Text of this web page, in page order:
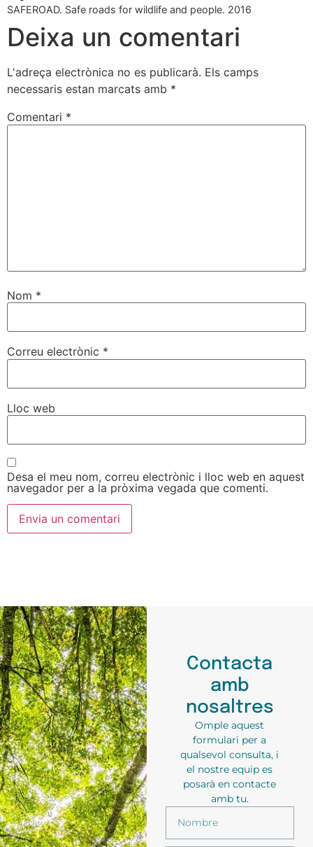
SAFEROAD. Safe roads for wildlife and people. 2016
Deixa un comentari
L'adreça electrònica no es publicarà. Els camps
necessaris estan marcats amb *
Comentari *
Nom *
Correu electrònic *
Lloc web
Desa el meu nom, correu electrònic i lloc web en aquest
navegador per a la pròxima vegada que comenti.
Contacta
amb
nosaltres
Omple aquest
formulari per a
qualsevol consulta, i
el nostre equip es
posarà en contacte
amb tu.